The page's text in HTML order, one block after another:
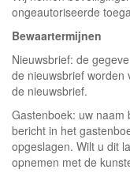
ongeautoriseerde
Bewaartermijnen
Nieuwsbrief: de
de nieuwsbrief worden
de nieuwsbrief.
Gastenboek: uw naam
bericht in het
opgeslagen. Wilt u dit
opnemen met de